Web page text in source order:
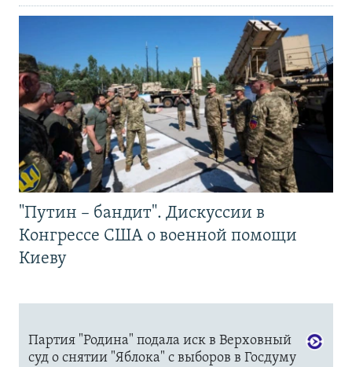
"Путин – бандит". Дискуссии в
Конгрессе США о военной помощи
Киеву